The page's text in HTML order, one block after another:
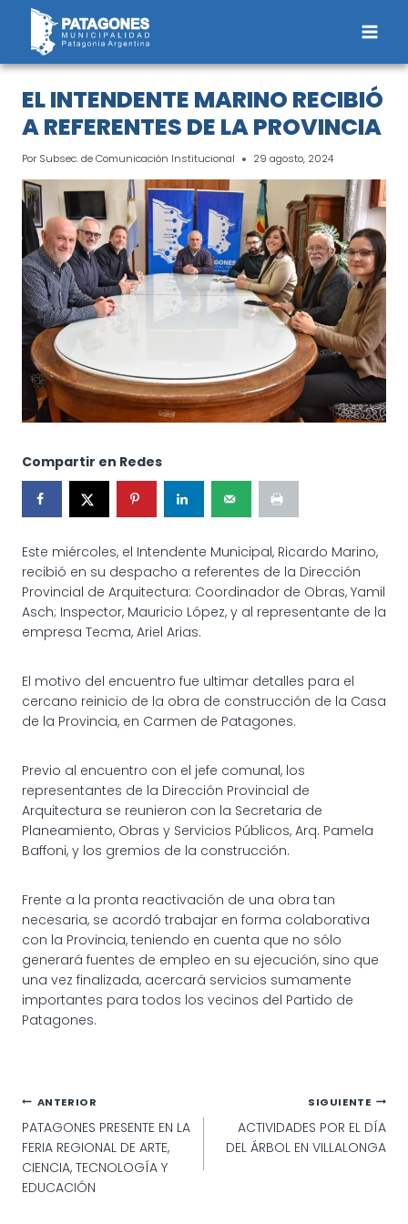
Saltar
contenido
EL INTENDENTE MARINO RECIBIÓ
A REFERENTES DE LA PROVINCIA
Por Subsec. de Comunicación Institucional 29 agosto, 2024
Compartir en Redes
Este miércoles, el Intendente Municipal, Ricardo Marino,
recibió en su despacho a referentes de la Dirección
Provincial de Arquitectura: Coordinador de Obras, Yamil
Asch; Inspector, Mauricio López, y al representante de la
empresa Tecma, Ariel Arias.
El motivo del encuentro fue ultimar detalles para el
cercano reinicio de la obra de construcción de la Casa
de la Provincia, en Carmen de Patagones.
Previo al encuentro con el jefe comunal, los
representantes de la Dirección Provincial de
Arquitectura se reunieron con la Secretaria de
Planeamiento, Obras y Servicios Públicos, Arq. Pamela
Baffoni, y los gremios de la construcción.
Frente a la pronta reactivación de una obra tan
necesaria, se acordó trabajar en forma colaborativa
con la Provincia, teniendo en cuenta que no sólo
generará fuentes de empleo en su ejecución, sino que
una vez finalizada, acercará servicios sumamente
importantes para todos los vecinos del Partido de
Patagones.
Navegación
de
entradas
ANTERIOR
PATAGONES PRESENTE EN LA
FERIA REGIONAL DE ARTE,
CIENCIA, TECNOLOGÍA Y
EDUCACIÓN
SIGUIENTE
ACTIVIDADES POR EL DÍA
DEL ÁRBOL EN VILLALONGA